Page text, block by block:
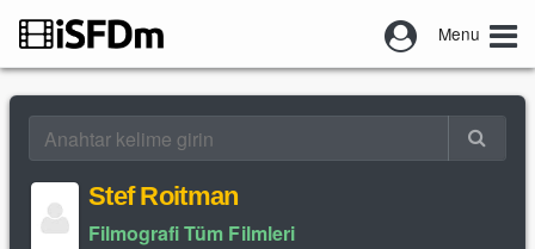
Menu
Stef Roitman
Filmografi Tüm Filmleri